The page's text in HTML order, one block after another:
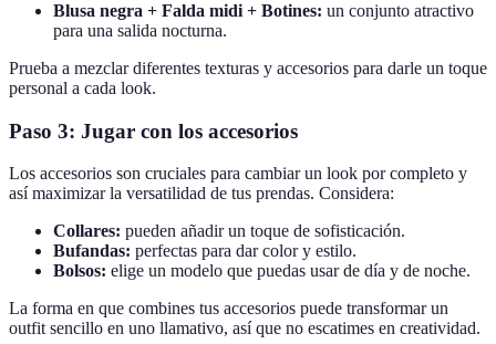
Blusa negra + Falda midi + Botines: un conjunto atractivo
para una salida nocturna.
Prueba a mezclar diferentes texturas y accesorios para darle un toque
personal a cada look.
Paso 3: Jugar con los accesorios
Los accesorios son cruciales para cambiar un look por completo y
así maximizar la versatilidad de tus prendas. Considera:
Collares: pueden añadir un toque de sofisticación.
Bufandas: perfectas para dar color y estilo.
Bolsos: elige un modelo que puedas usar de día y de noche.
La forma en que combines tus accesorios puede transformar un
outfit sencillo en uno llamativo, así que no escatimes en creatividad.